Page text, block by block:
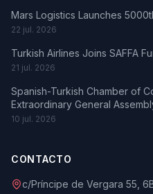
Mars Logistics Launches
22 jul. 2026
Turkish Airlines Joins SAFFA
21 jul. 2026
Spanish-Turkish Chamber of
Extraordinary General
10 jul. 2026
CONTACTO
c/Príncipe de Vergara 55,